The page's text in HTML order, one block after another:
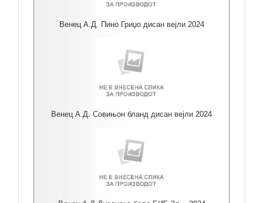
Венец А.Д. Пино Гриџо дисан вејли 2024
Венец А.Д. Совињон бланд дисан вејли 2024